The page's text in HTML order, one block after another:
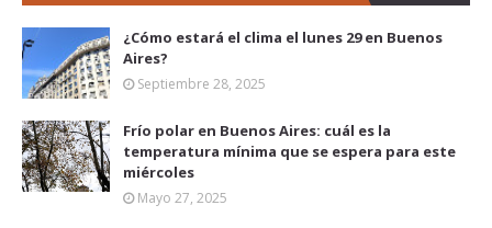
¿Cómo estará el clima el lunes 29 en Buenos
Aires?
Septiembre 28, 2025
Frío polar en Buenos Aires: cuál es la
temperatura mínima que se espera para este
miércoles
Mayo 27, 2025